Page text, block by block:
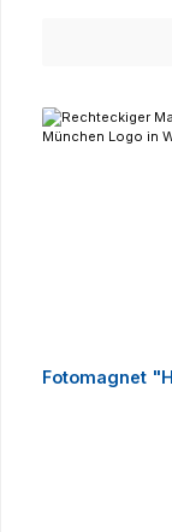
Fotomagnet